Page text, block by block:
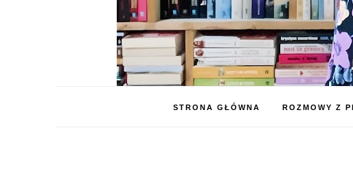
STRONA GŁÓWNA ROZMOWY Z